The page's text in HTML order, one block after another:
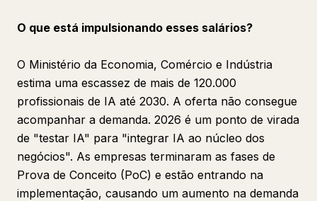
O que está impulsionando esses salários?
O Ministério da Economia, Comércio e Indústria
estima uma escassez de mais de 120.000
profissionais de IA até 2030. A oferta não consegue
acompanhar a demanda. 2026 é um ponto de virada
de "testar IA" para "integrar IA ao núcleo dos
negócios". As empresas terminaram as fases de
Prova de Conceito (PoC) e estão entrando na
implementação, causando um aumento na demanda